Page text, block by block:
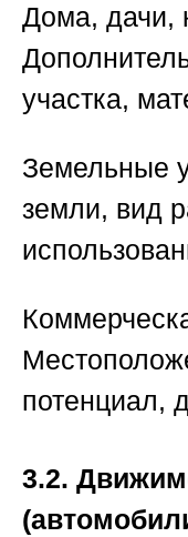
Дома, дачи,
участка,
Земельные
земли, вид
потенциал,
3.2.